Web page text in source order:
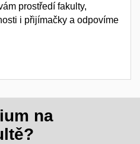
prostředí fakulty,
i přijímačky a odpovíme
na